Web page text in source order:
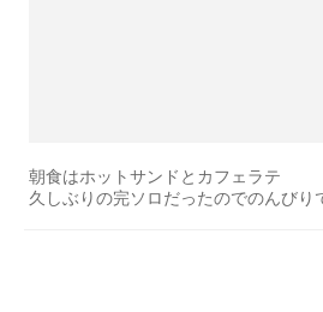
朝食はホットサンドとカフェラテ
久しぶりの完ソロだったのでのんび